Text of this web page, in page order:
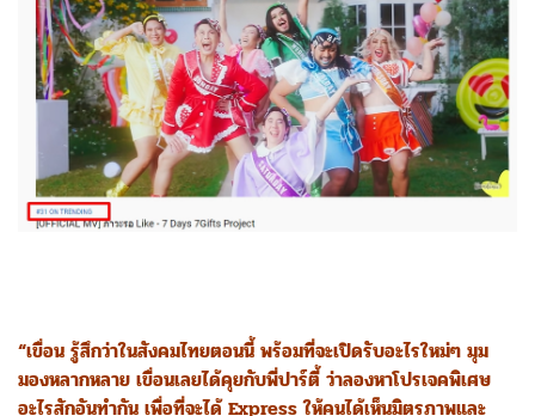
“เขื่อน รู้สึกว่าในสังคมไทยตอนนี้ พร้อมที่จะเปิดรับอะไรใหม่ๆ มุม
มองหลากหลาย เขื่อนเลยได้คุยกับพี่ปาร์ตี้ ว่าลองหาโปรเจคพิเศษ
อะไรสักอันทำกัน เพื่อที่จะได้ Express ให้คนได้เห็นมิตรภาพและ